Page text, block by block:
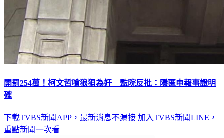
開罰254萬！柯文哲嗆狼狽為奸 監院反批：隱匿申報事證明
確
下載TVBS新聞APP，最新消息不漏接 加入TVBS新聞LINE，
重點新聞一次看